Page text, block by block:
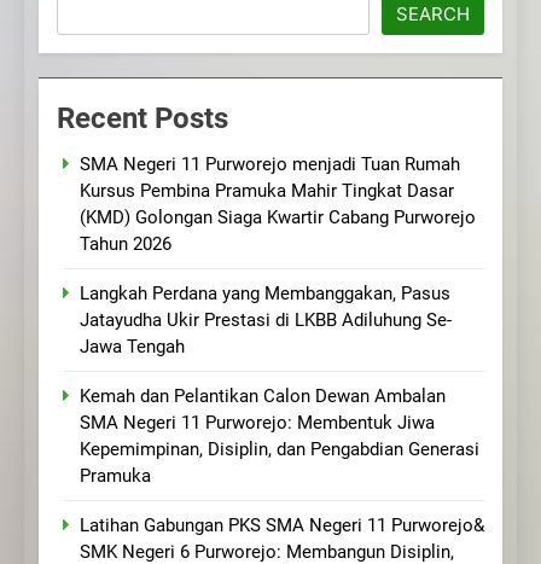
SEARCH
Recent Posts
SMA Negeri 11 Purworejo menjadi Tuan Rumah
Kursus Pembina Pramuka Mahir Tingkat Dasar
(KMD) Golongan Siaga Kwartir Cabang Purworejo
Tahun 2026
Langkah Perdana yang Membanggakan, Pasus
Jatayudha Ukir Prestasi di LKBB Adiluhung Se-
Jawa Tengah
Kemah dan Pelantikan Calon Dewan Ambalan
SMA Negeri 11 Purworejo: Membentuk Jiwa
Kepemimpinan, Disiplin, dan Pengabdian Generasi
Pramuka
Latihan Gabungan PKS SMA Negeri 11 Purworejo&
SMK Negeri 6 Purworejo: Membangun Disiplin,